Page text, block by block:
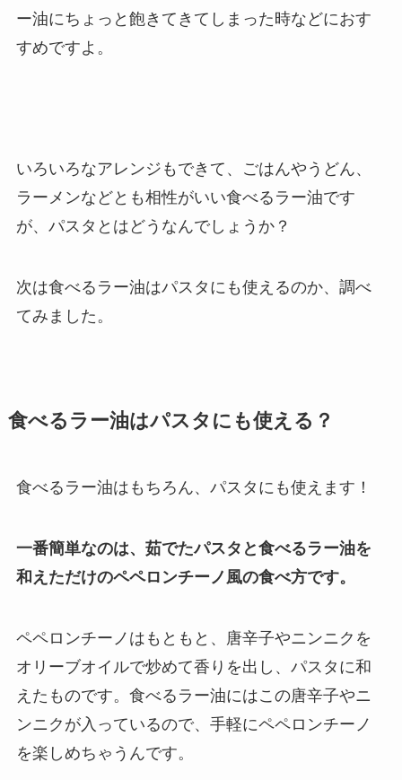
ー油にちょっと飽きてきてしまった時などにおす
すめですよ。
いろいろなアレンジもできて、ごはんやうどん、
ラーメンなどとも相性がいい食べるラー油です
が、パスタとはどうなんでしょうか？
次は食べるラー油はパスタにも使えるのか、調べ
てみました。
食べるラー油はパスタにも使える？
食べるラー油はもちろん、パスタにも使えます！
一番簡単なのは、茹でたパスタと食べるラー油を
和えただけのペペロンチーノ風の食べ方です。
ペペロンチーノはもともと、唐辛子やニンニクを
オリーブオイルで炒めて香りを出し、パスタに和
えたものです。食べるラー油にはこの唐辛子やニ
ンニクが入っているので、手軽にペペロンチーノ
を楽しめちゃうんです。